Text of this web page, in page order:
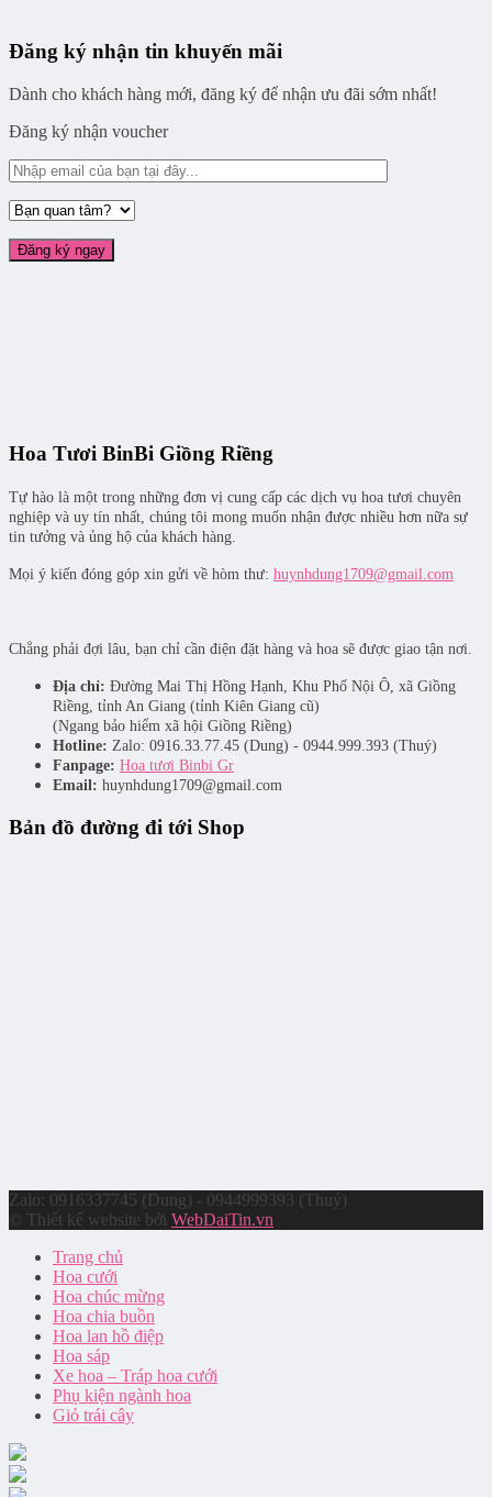
Đăng ký nhận tin khuyến mãi
Dành cho khách hàng mới, đăng ký để nhận ưu đãi sớm nhất!
Đăng ký nhận voucher
Hoa Tươi BinBi Giồng Riềng
Tự hào là một trong những đơn vị cung cấp các dịch vụ hoa tươi chuyên
nghiệp và uy tín nhất, chúng tôi mong muốn nhận được nhiều hơn nữa sự
tin tưởng và ủng hộ của khách hàng.
Mọi ý kiến đóng góp xin gửi về hòm thư: huynhdung1709@gmail.com
Chẳng phải đợi lâu, bạn chỉ cần điện đặt hàng và hoa sẽ được giao tận nơi.
Địa chỉ: Đường Mai Thị Hồng Hạnh, Khu Phố Nội Ô, xã Giồng
Riềng, tỉnh An Giang (tỉnh Kiên Giang cũ)
(Ngang bảo hiểm xã hội Giồng Riềng)
Hotline: Zalo: 0916.33.77.45 (Dung) - 0944.999.393 (Thuý)
Fanpage: Hoa tươi Binbi Gr
Email: huynhdung1709@gmail.com
Bản đồ đường đi tới Shop
Zalo: 0916337745 (Dung) - 0944999393 (Thuý)
© Thiết kế website bởi WebDaiTin.vn
Trang chủ
Hoa cưới
Hoa chúc mừng
Hoa chia buồn
Hoa lan hồ điệp
Hoa sáp
Xe hoa – Tráp hoa cưới
Phụ kiện ngành hoa
Giỏ trái cây